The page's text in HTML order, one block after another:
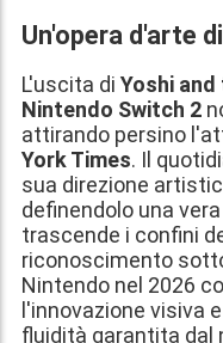
Un'opera d'arte
L'uscita di Yoshi
Nintendo Switch 2
attirando persino
York Times. Il
sua direzione
definendolo una
trascende i confini
riconoscimento
Nintendo nel 2026
l'innovazione visiva
fluidità garantita dal